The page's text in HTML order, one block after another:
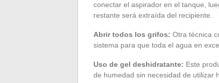
conectar el aspirador en el tanque,
restante será extraída del recipiente.
Abrir todos los grifos: Otra técnica
sistema para que toda el agua en
Uso de gel deshidratante: Este
de humedad sin necesidad de utilizar